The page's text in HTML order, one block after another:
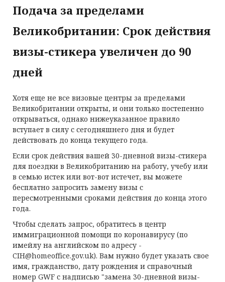
Подача за пределами
Великобритании: Срок действия
визы-стикера увеличен до 90
дней
Хотя еще не все визовые центры за пределами
Великобритании открыты, и они только постепенно
открываться, однако нижеуказанное правило
вступает в силу с сегодняшнего дня и будет
действовать до конца текущего года.
Если срок действия вашей 30-дневной визы-стикера
для поездки в Великобританию на работу, учебу или
в семью истек или вот-вот истечет, вы можете
бесплатно запросить замену визы с
пересмотренными сроками действия до конца этого
года.
Чтобы сделать запрос, обратитесь в центр
иммиграционной помощи по коронавирусу (по
имейлу на английском по адресу -
CIH@homeoffice.gov.uk). Вам нужно будет указать свое
имя, гражданство, дату рождения и справочный
номер GWF с надписью "замена 30-дневной визы-